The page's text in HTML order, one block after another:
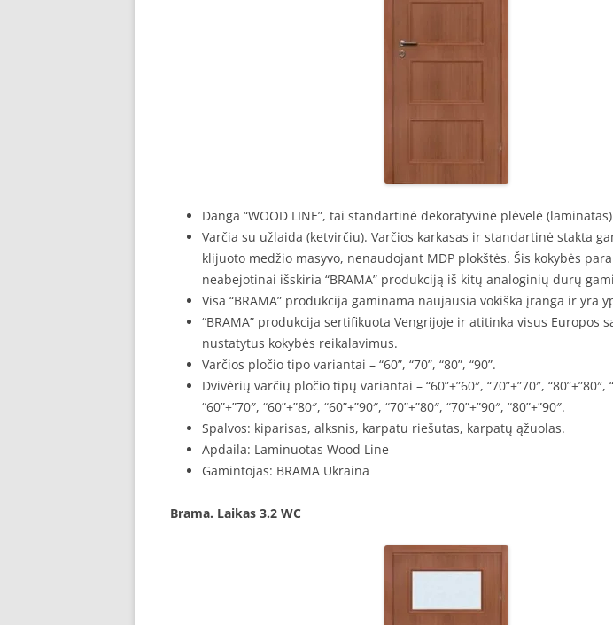
Danga “WOOD LINE”, tai standartinė dekoratyvinė plėvelė
Varčia su užlaida (ketvirčiu). Varčios karkasas ir standartinė stakta
klijuoto medžio masyvo, nenaudojant MDP plokštės. Šis kokybės
neabejotinai išskiria “BRAMA” produkciją iš kitų analoginių durų
Visa “BRAMA” produkcija gaminama naujausia vokiška įranga ir yra
“BRAMA” produkcija sertifikuota Vengrijoje ir atitinka visus Europos
nustatytus kokybės reikalavimus.
Varčios pločio tipo variantai – “60”, “70”, “80”, “90”.
Dvivėrių varčių pločio tipų variantai – “60”+”60″, “70”+”70″, “80”+”80″,
“60”+”70″, “60”+”80″, “60”+”90″, “70”+”80″, “70”+”90″, “80”+”90″.
Spalvos: kiparisas, alksnis, karpatu riešutas, karpatų ąžuolas.
Apdaila: Laminuotas Wood Line
Gamintojas: BRAMA Ukraina
Brama. Laikas 3.2 WC